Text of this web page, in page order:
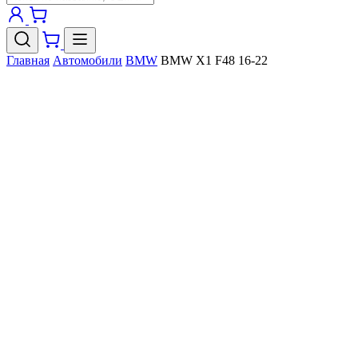
Главная Автомобили BMW BMW X1 F48 16-22